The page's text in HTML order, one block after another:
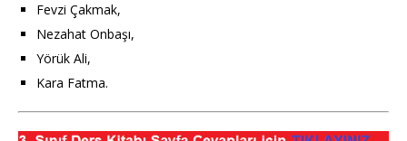
Fevzi Çakmak,
Nezahat Onbaşı,
Yörük Ali,
Kara Fatma.